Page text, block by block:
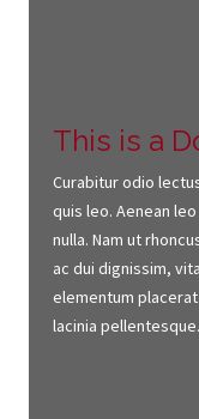
This is a
Curabitur odio
quis leo. Aenean
nulla. Nam ut
ac dui dignissim,
elementum
lacinia pellentesque.